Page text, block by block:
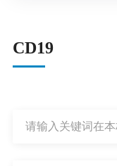
CD19